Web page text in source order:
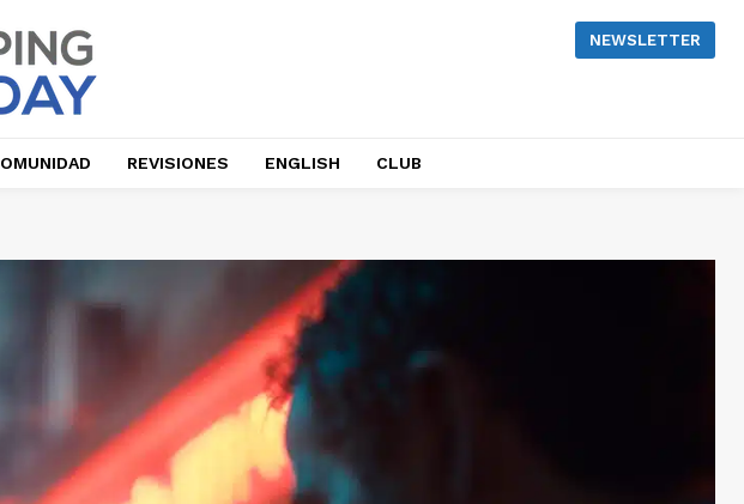
NEWSLETTER
REVISIONES ENGLISH CLUB